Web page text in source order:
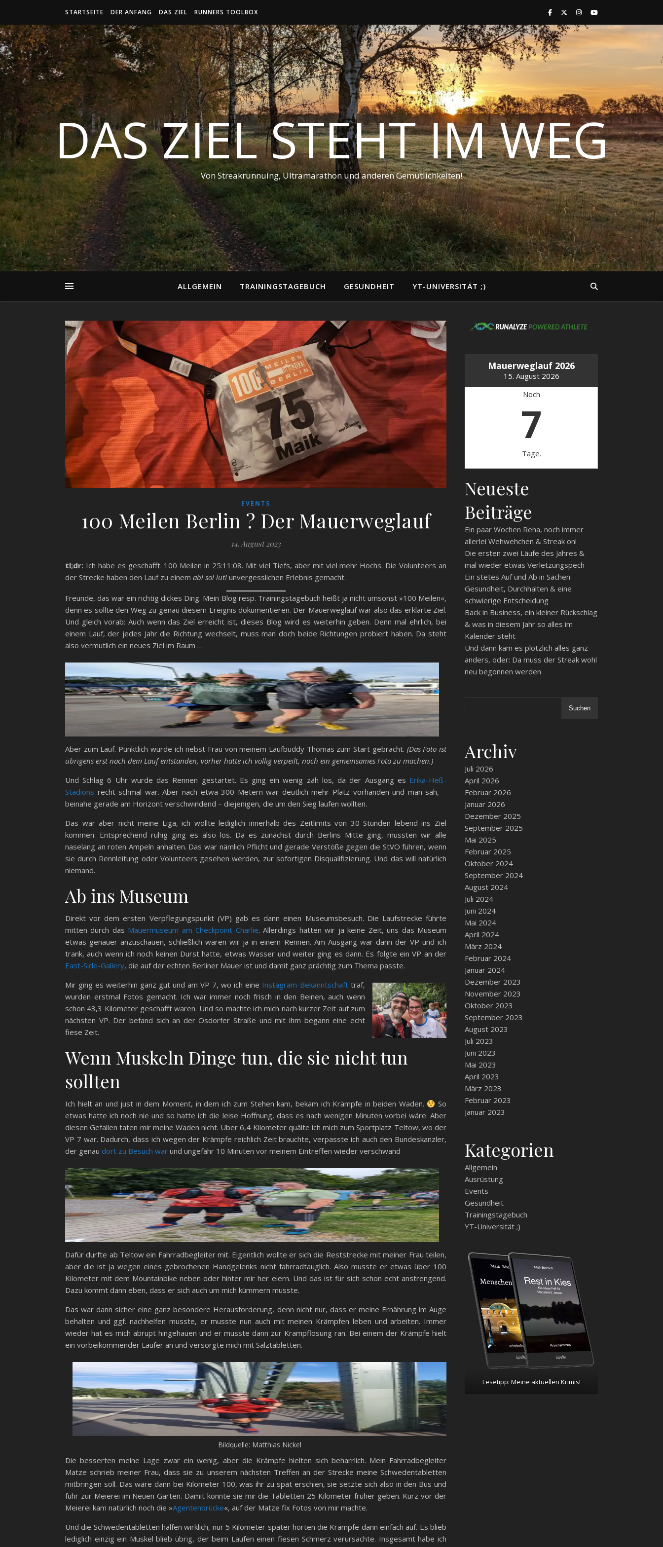
STARTSEITE DER ANFANG DAS ZIEL RUNNERS TOOLBOX
DAS ZIEL STEHT IM WEG
Von Streakrunnuíng, Ultramarathon und anderen Gemütlichkeiten!
ALLGEMEIN TRAININGSTAGEBUCH GESUNDHEIT YT-UNIVERSITÄT ;)
EVENTS
100 Meilen Berlin ? Der Mauerweglauf
14. August 2023
tl;dr: Ich habe es geschafft. 100 Meilen in 25:11:08. Mit viel Tiefs, aber mit viel mehr Hochs. Die Volunteers an
der Strecke haben den Lauf zu einem ab! so! lut! unvergesslichen Erlebnis gemacht.
Freunde, das war ein richtig dickes Ding. Mein Blog resp. Trainingstagebuch heißt ja nicht umsonst »100 Meilen«,
denn es sollte den Weg zu genau diesem Ereignis dokumentieren. Der Mauerweglauf war also das erklärte Ziel.
Und gleich vorab: Auch wenn das Ziel erreicht ist, dieses Blog wird es weiterhin geben. Denn mal ehrlich, bei
einem Lauf, der jedes Jahr die Richtung wechselt, muss man doch beide Richtungen probiert haben. Da steht
also vermutlich ein neues Ziel im Raum …
Aber zum Lauf. Pünktlich wurde ich nebst Frau von meinem Laufbuddy Thomas zum Start gebracht. (Das Foto ist
übrigens erst nach dem Lauf entstanden, vorher hatte ich völlig verpeilt, noch ein gemeinsames Foto zu machen.)
Und Schlag 6 Uhr wurde das Rennen gestartet. Es ging ein wenig zäh los, da der Ausgang es Erika-Heß-
Stadions recht schmal war. Aber nach etwa 300 Metern war deutlich mehr Platz vorhanden und man sah, –
beinahe gerade am Horizont verschwindend – diejenigen, die um den Sieg laufen wollten.
Das war aber nicht meine Liga, ich wollte lediglich innerhalb des Zeitlimits von 30 Stunden lebend ins Ziel
kommen. Entsprechend ruhig ging es also los. Da es zunächst durch Berlins Mitte ging, mussten wir alle
naselang an roten Ampeln anhalten. Das war nämlich Pflicht und gerade Verstöße gegen die StVO führen, wenn
sie durch Rennleitung oder Volunteers gesehen werden, zur sofortigen Disqualifizierung. Und das will natürlich
niemand.
Ab ins Museum
Direkt vor dem ersten Verpflegungspunkt (VP) gab es dann einen Museumsbesuch. Die Laufstrecke führte
mitten durch das Mauermuseum am Checkpoint Charlie. Allerdings hatten wir ja keine Zeit, uns das Museum
etwas genauer anzuschauen, schließlich waren wir ja in einem Rennen. Am Ausgang war dann der VP und ich
trank, auch wenn ich noch keinen Durst hatte, etwas Wasser und weiter ging es dann. Es folgte ein VP an der
East-Side-Gallery, die auf der echten Berliner Mauer ist und damit ganz prächtig zum Thema passte.
Mir ging es weiterhin ganz gut und am VP 7, wo ich eine Instagram-Bekanntschaft traf,
wurden erstmal Fotos gemacht. Ich war immer noch frisch in den Beinen, auch wenn
schon 43,3 Kilometer geschafft waren. Und so machte ich mich nach kurzer Zeit auf zum
nächsten VP. Der befand sich an der Osdorfer Straße und mit ihm begann eine echt
fiese Zeit.
Wenn Muskeln Dinge tun, die sie nicht tun
sollten
Ich hielt an und just in dem Moment, in dem ich zum Stehen kam, bekam ich Krämpfe in beiden Waden.
So
etwas hatte ich noch nie und so hatte ich die leise Hoffnung, dass es nach wenigen Minuten vorbei wäre. Aber
diesen Gefallen taten mir meine Waden nicht. Über 6,4 Kilometer quälte ich mich zum Sportplatz Teltow, wo der
VP 7 war. Dadurch, dass ich wegen der Krämpfe reichlich Zeit brauchte, verpasste ich auch den Bundeskanzler,
der genau dort zu Besuch war und ungefähr 10 Minuten vor meinem Eintreffen wieder verschwand
Dafür durfte ab Teltow ein Fahrradbegleiter mit. Eigentlich wollte er sich die Reststrecke mit meiner Frau teilen,
aber die ist ja wegen eines gebrochenen Handgelenks nicht fahrradtauglich. Also musste er etwas über 100
Kilometer mit dem Mountainbike neben oder hinter mir her eiern. Und das ist für sich schon echt anstrengend.
Dazu kommt dann eben, dass er sich auch um mich kümmern musste.
Das war dann sicher eine ganz besondere Herausforderung, denn nicht nur, dass er meine Ernährung im Auge
behalten und ggf. nachhelfen musste, er musste nun auch mit meinen Krämpfen leben und arbeiten. Immer
wieder hat es mich abrupt hingehauen und er musste dann zur Krampflösung ran. Bei einem der Krämpfe hielt
ein vorbeikommender Läufer an und versorgte mich mit Salztabletten.
Bildquelle: Matthias Nickel
Die besserten meine Lage zwar ein wenig, aber die Krämpfe hielten sich beharrlich. Mein Fahrradbegleiter
Matze schrieb meiner Frau, dass sie zu unserem nächsten Treffen an der Strecke meine Schwedentabletten
mitbringen soll. Das wäre dann bei Kilometer 100, was ihr zu spät erschien, sie setzte sich also in den Bus und
fuhr zur Meierei im Neuen Garten. Damit konnte sie mir die Tabletten 25 Kilometer früher geben. Kurz vor der
Meierei kam natürlich noch die »Agentenbrücke«, auf der Matze fix Fotos von mir machte.
Und die Schwedentabletten halfen wirklich, nur 5 Kilometer später hörten die Krämpfe dann einfach auf. Es blieb
lediglich einzig ein Muskel blieb übrig, der beim Laufen einen fiesen Schmerz verursachte. Insgesamt habe ich
Mauerweglauf 2026
15. August 2026
Noch
7
Tage.
Neueste
Beiträge
Ein paar Wochen Reha, noch immer
allerlei Wehwehchen & Streak on!
Die ersten zwei Läufe des Jahres &
mal wieder etwas Verletzungspech
Ein stetes Auf und Ab in Sachen
Gesundheit, Durchhalten & eine
schwierige Entscheidung
Back in Business, ein kleiner Rückschlag
& was in diesem Jahr so alles im
Kalender steht
Und dann kam es plötzlich alles ganz
anders, oder: Da muss der Streak wohl
neu begonnen werden
Suchen
Archiv
Juli 2026
April 2026
Februar 2026
Januar 2026
Dezember 2025
September 2025
Mai 2025
Februar 2025
Oktober 2024
September 2024
August 2024
Juli 2024
Juni 2024
Mai 2024
April 2024
März 2024
Februar 2024
Januar 2024
Dezember 2023
November 2023
Oktober 2023
September 2023
August 2023
Juli 2023
Juni 2023
Mai 2023
April 2023
März 2023
Februar 2023
Januar 2023
Kategorien
Allgemein
Ausrüstung
Events
Gesundheit
Trainingstagebuch
YT-Universität ;)
Lesetipp: Meine aktuellen Krimis!